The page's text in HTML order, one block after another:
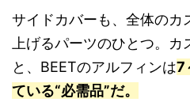
サイドカバーも、全体のカ
上げるパーツのひとつ。
と、BEETのアルフィンは7
ている“必需品”だ。